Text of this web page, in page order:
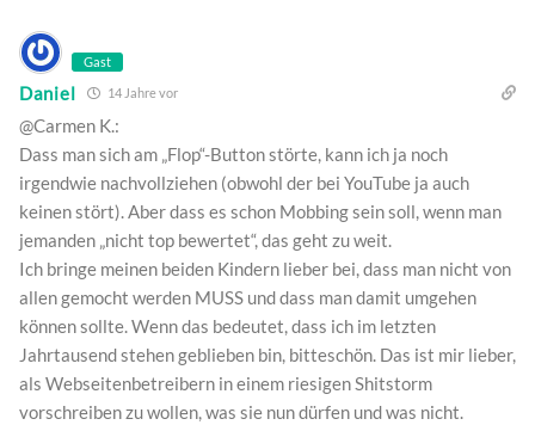
Gast
Daniel 14 Jahre vor
@Carmen K.:
Dass man sich am „Flop“-Button störte, kann ich ja noch
irgendwie nachvollziehen (obwohl der bei YouTube ja auch
keinen stört). Aber dass es schon Mobbing sein soll, wenn man
jemanden „nicht top bewertet“, das geht zu weit.
Ich bringe meinen beiden Kindern lieber bei, dass man nicht von
allen gemocht werden MUSS und dass man damit umgehen
können sollte. Wenn das bedeutet, dass ich im letzten
Jahrtausend stehen geblieben bin, bitteschön. Das ist mir lieber,
als Webseitenbetreibern in einem riesigen Shitstorm
vorschreiben zu wollen, was sie nun dürfen und was nicht.